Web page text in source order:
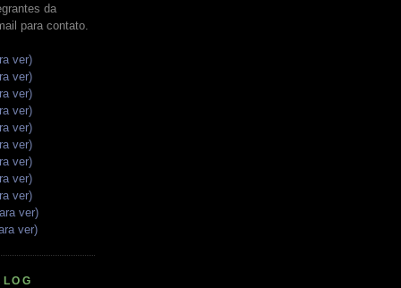
da
para contato.
ver)
ver)
ver)
ver)
ver)
ver)
ver)
ver)
ver)
ver)
ver)